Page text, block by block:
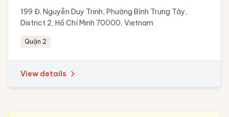
199 Đ. Nguyễn Duy Trinh, Phường Bình Trưng Tây,
District 2, Hồ Chí Minh 70000, Vietnam
Quận 2
View details